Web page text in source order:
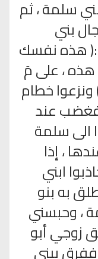
سلمة ، ثم
بني
:( هذه نفسك
هذه ، على مَ
ونزعوا خطام
فغضب عند
الى سلمة
، إذا
ابني
به بنو
، وحبسني
زوجي أبو
بيني